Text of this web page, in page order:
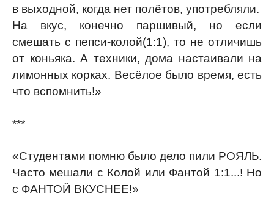
в выходной, когда нет полётов, употребляли.
На вкус, конечно паршивый, но если
смешать с пепси-колой(1:1), то не отличишь
от коньяка. А техники, дома настаивали на
лимонных корках. Весёлое было время, есть
что вспомнить!»
***
«Студентами помню было дело пили РОЯЛЬ.
Часто мешали с Колой или Фантой 1:1...! Но
с ФАНТОЙ ВКУСНЕЕ!»